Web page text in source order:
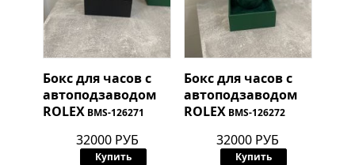
Бокс для часов с
автоподзаводом
ROLEX BMS-126271
32000 РУБ
Купить
Бокс для часов с
автоподзаводом
ROLEX BMS-126272
32000 РУБ
Купить